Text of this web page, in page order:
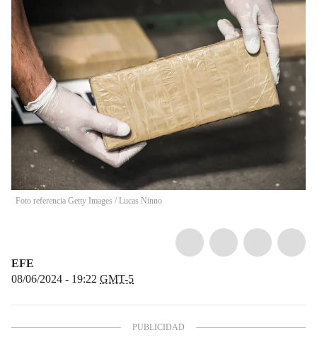
Foto referencia Getty Images / Lucas Ninno
EFE
08/06/2024 - 19:22 GMT-5